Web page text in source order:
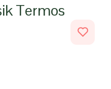
Termos